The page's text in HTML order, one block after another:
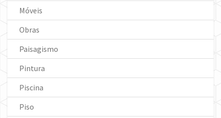
Móveis
Obras
Paisagismo
Pintura
Piscina
Piso